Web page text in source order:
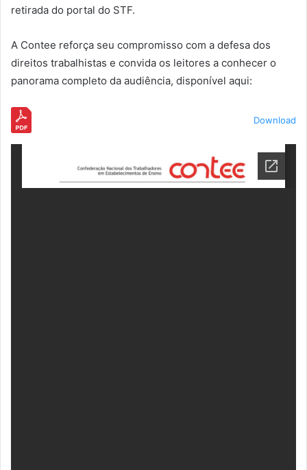
retirada do portal do STF.
A Contee reforça seu compromisso com a defesa dos
direitos trabalhistas e convida os leitores a conhecer o
panorama completo da audiência, disponível aqui:
Download